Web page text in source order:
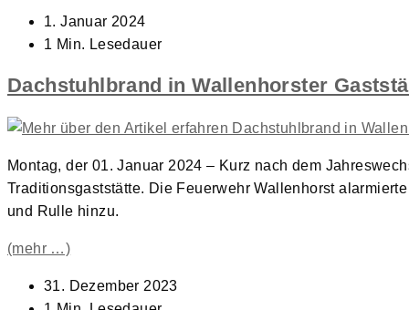
Beitrag
veröffentlicht:
1. Januar 2024
Lesedauer:
1 Min. Lesedauer
Dachstuhlbrand in Wallenhorster
Montag, der 01. Januar 2024 – Kurz nach dem
Traditionsgaststätte. Die Feuerwehr Wallenhorst
und Rulle hinzu.
(mehr …)
Beitrag
31. Dezember 2023